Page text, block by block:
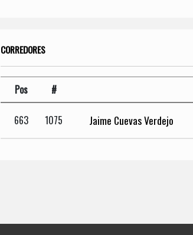
CORREDORES
Pos #
663 1075 Jaime Cuevas Verdejo